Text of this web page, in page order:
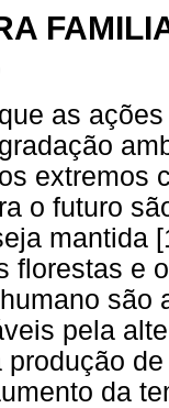
as
extremos
o futuro
mantida
florestas e
são
pela
da